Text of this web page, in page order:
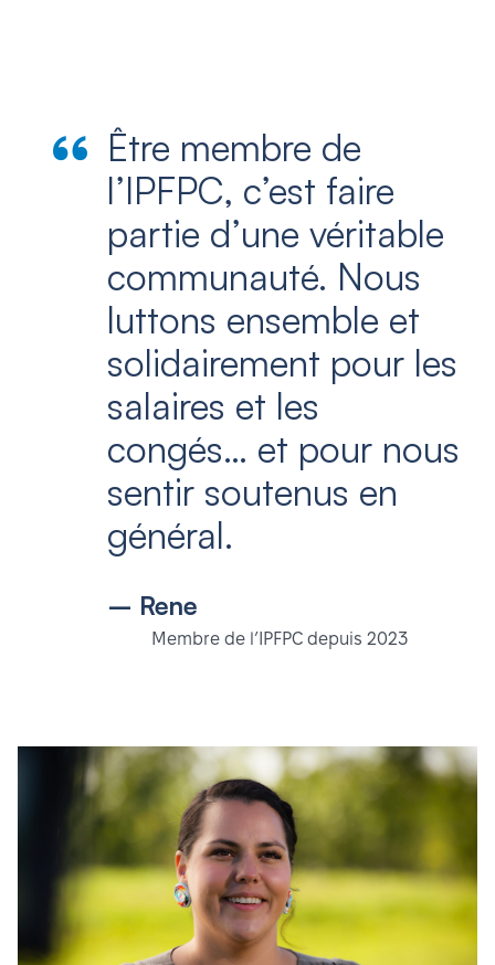
Être membre de
l’IPFPC, c’est faire
partie d’une véritable
communauté. Nous
luttons ensemble et
solidairement pour les
salaires et les
congés… et pour nous
sentir soutenus en
général.
– Rene
Membre de l’IPFPC depuis 2023